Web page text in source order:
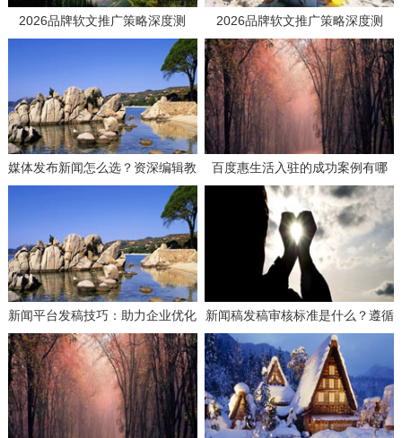
2026品牌软文推广策略深度测
评：如何选择高效媒体发稿供应商
2026品牌软文推广策略深度测
评：如何选择高效媒体发稿供应商
实现品效合一？
媒体发布新闻怎么选？资深编辑教
你选平台！
百度惠生活入驻的成功案例有哪
些？学习这些经验避免失误！
新闻平台发稿技巧：助力企业优化
搜索引擎排名的有效策略
新闻稿发稿审核标准是什么？遵循
这些要求确保合规！